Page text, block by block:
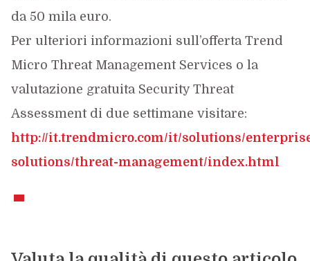
da 50 mila euro.
Per ulteriori informazioni sull’offerta Trend
Micro Threat Management Services o la
valutazione gratuita Security Threat
Assessment di due settimane visitare:
http://it.trendmicro.com/it/solutions/
solutions/threat-management/index.html